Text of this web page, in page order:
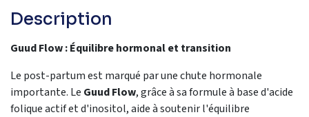
Description
Guud Flow : Équilibre hormonal et transition
Le post-partum est marqué par une chute hormonale
importante. Le Guud Flow, grâce à sa formule à base d'acide
folique actif et d'inositol, aide à soutenir l'équilibre